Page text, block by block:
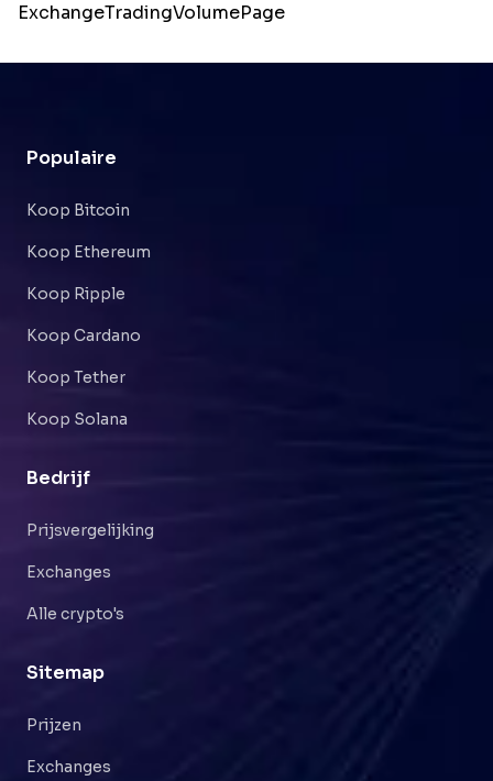
ExchangeTradingVolumePage
Populaire
Koop Bitcoin
Koop Ethereum
Koop Ripple
Koop Cardano
Koop Tether
Koop Solana
Bedrijf
Prijsvergelijking
Exchanges
Alle crypto's
Sitemap
Prijzen
Exchanges